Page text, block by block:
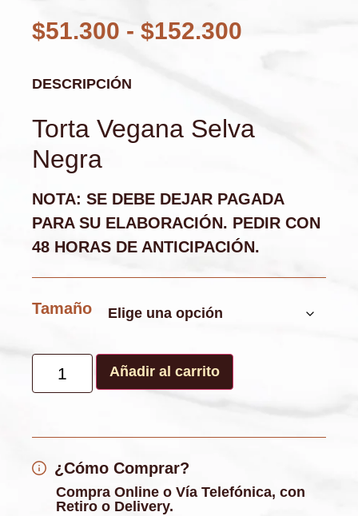
$51.300 - $152.300
DESCRIPCIÓN
Torta Vegana Selva
Negra
NOTA: SE DEBE DEJAR PAGADA
PARA SU ELABORACIÓN. PEDIR CON
48 HORAS DE ANTICIPACIÓN.
Tamaño
Añadir al carrito
¿Cómo Comprar?
Compra Online o Vía Telefónica, con
Retiro o Delivery.